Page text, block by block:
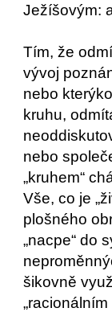
Ježíšovým:
Tím, že
vývoj
nebo
kruhu,
nebo
„kruhem“
Vše, co je
plošného
„nacpe“ do
šikovně
„racionálním